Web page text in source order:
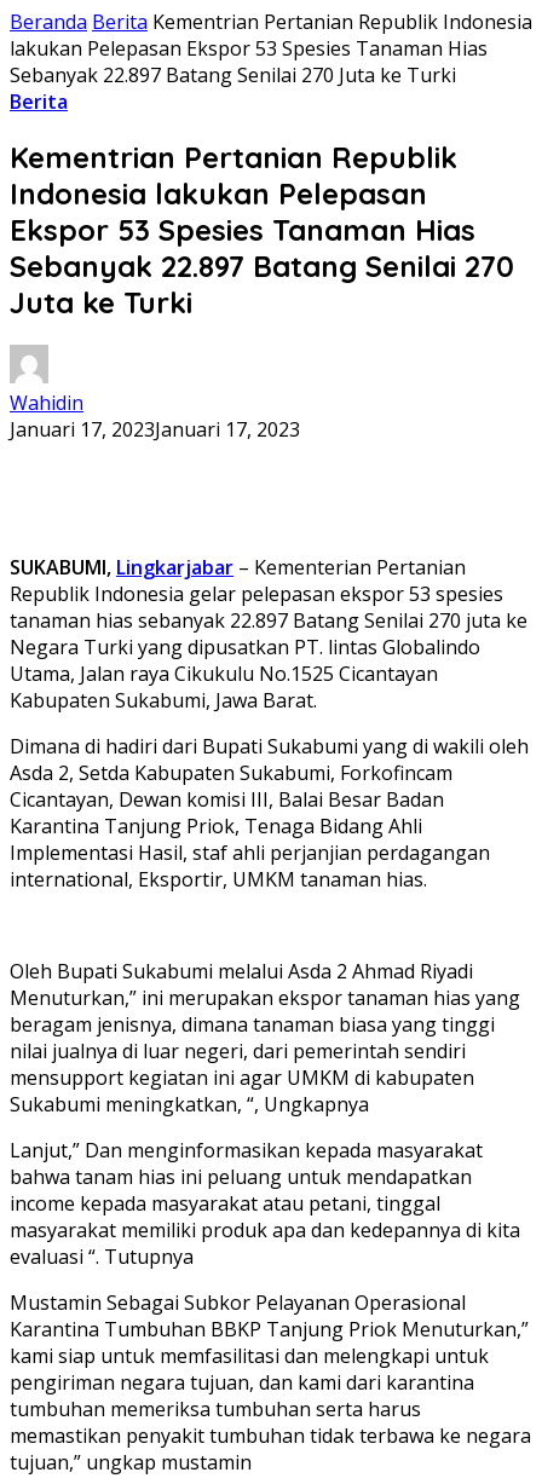
Beranda Berita Kementrian Pertanian Republik Indonesia
lakukan Pelepasan Ekspor 53 Spesies Tanaman Hias
Sebanyak 22.897 Batang Senilai 270 Juta ke Turki
Berita
Kementrian Pertanian Republik
Indonesia lakukan Pelepasan
Ekspor 53 Spesies Tanaman Hias
Sebanyak 22.897 Batang Senilai 270
Juta ke Turki
Wahidin
Januari 17, 2023Januari 17, 2023
SUKABUMI, Lingkarjabar – Kementerian Pertanian
Republik Indonesia gelar pelepasan ekspor 53 spesies
tanaman hias sebanyak 22.897 Batang Senilai 270 juta ke
Negara Turki yang dipusatkan PT. lintas Globalindo
Utama, Jalan raya Cikukulu No.1525 Cicantayan
Kabupaten Sukabumi, Jawa Barat.
Dimana di hadiri dari Bupati Sukabumi yang di wakili oleh
Asda 2, Setda Kabupaten Sukabumi, Forkofincam
Cicantayan, Dewan komisi III, Balai Besar Badan
Karantina Tanjung Priok, Tenaga Bidang Ahli
Implementasi Hasil, staf ahli perjanjian perdagangan
international, Eksportir, UMKM tanaman hias.
Oleh Bupati Sukabumi melalui Asda 2 Ahmad Riyadi
Menuturkan,” ini merupakan ekspor tanaman hias yang
beragam jenisnya, dimana tanaman biasa yang tinggi
nilai jualnya di luar negeri, dari pemerintah sendiri
mensupport kegiatan ini agar UMKM di kabupaten
Sukabumi meningkatkan, “, Ungkapnya
Lanjut,” Dan menginformasikan kepada masyarakat
bahwa tanam hias ini peluang untuk mendapatkan
income kepada masyarakat atau petani, tinggal
masyarakat memiliki produk apa dan kedepannya di kita
evaluasi “. Tutupnya
Mustamin Sebagai Subkor Pelayanan Operasional
Karantina Tumbuhan BBKP Tanjung Priok Menuturkan,”
kami siap untuk memfasilitasi dan melengkapi untuk
pengiriman negara tujuan, dan kami dari karantina
tumbuhan memeriksa tumbuhan serta harus
memastikan penyakit tumbuhan tidak terbawa ke negara
tujuan,” ungkap mustamin